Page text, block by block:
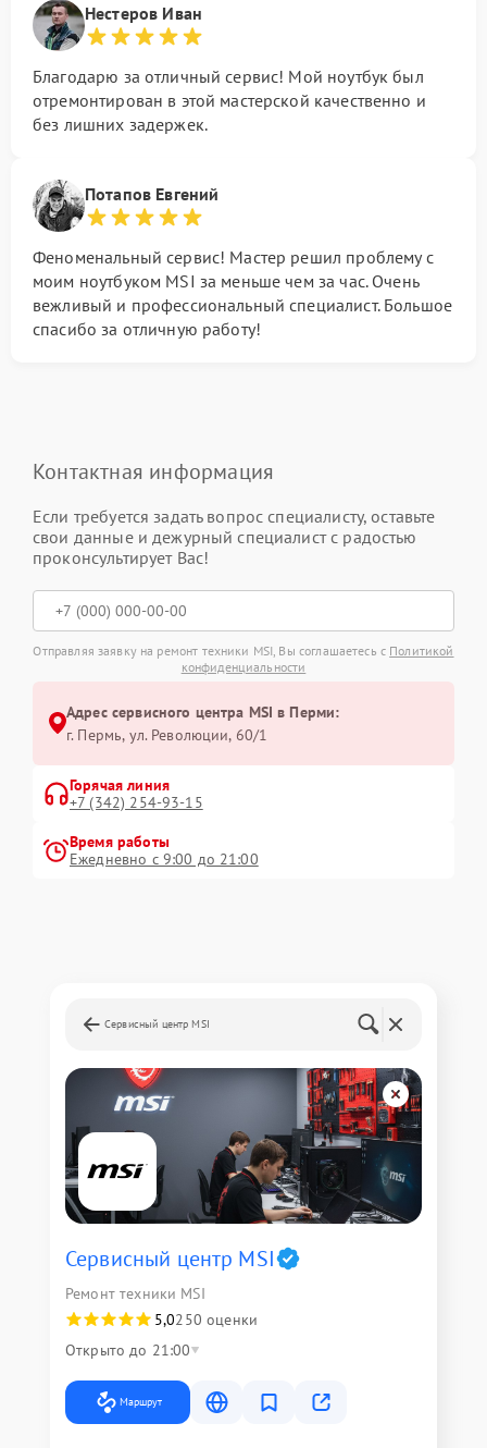
Нестеров Иван
Благодарю за отличный сервис! Мой ноутбук был
отремонтирован в этой мастерской качественно и
без лишних задержек.
Потапов Евгений
Феноменальный сервис! Мастер решил проблему с
моим ноутбуком MSI за меньше чем за час. Очень
вежливый и профессиональный специалист. Большое
спасибо за отличную работу!
Контактная информация
Если требуется задать вопрос специалисту, оставьте
свои данные и дежурный специалист с радостью
проконсультирует Вас!
Отправляя заявку на ремонт техники MSI, Вы соглашаетесь с Политикой
конфиденциальности
Адрес сервисного центра MSI в Перми:
г. Пермь, ул. ​Революции, 60/1
Горячая линия
+7 (342) 254-93-15
Время работы
Ежедневно с 9:00 до 21:00
Сервисный центр MSI
Сервисный центр MSI
Ремонт техники MSI
5,0250 оценки
Открыто до 21:00
Маршрут